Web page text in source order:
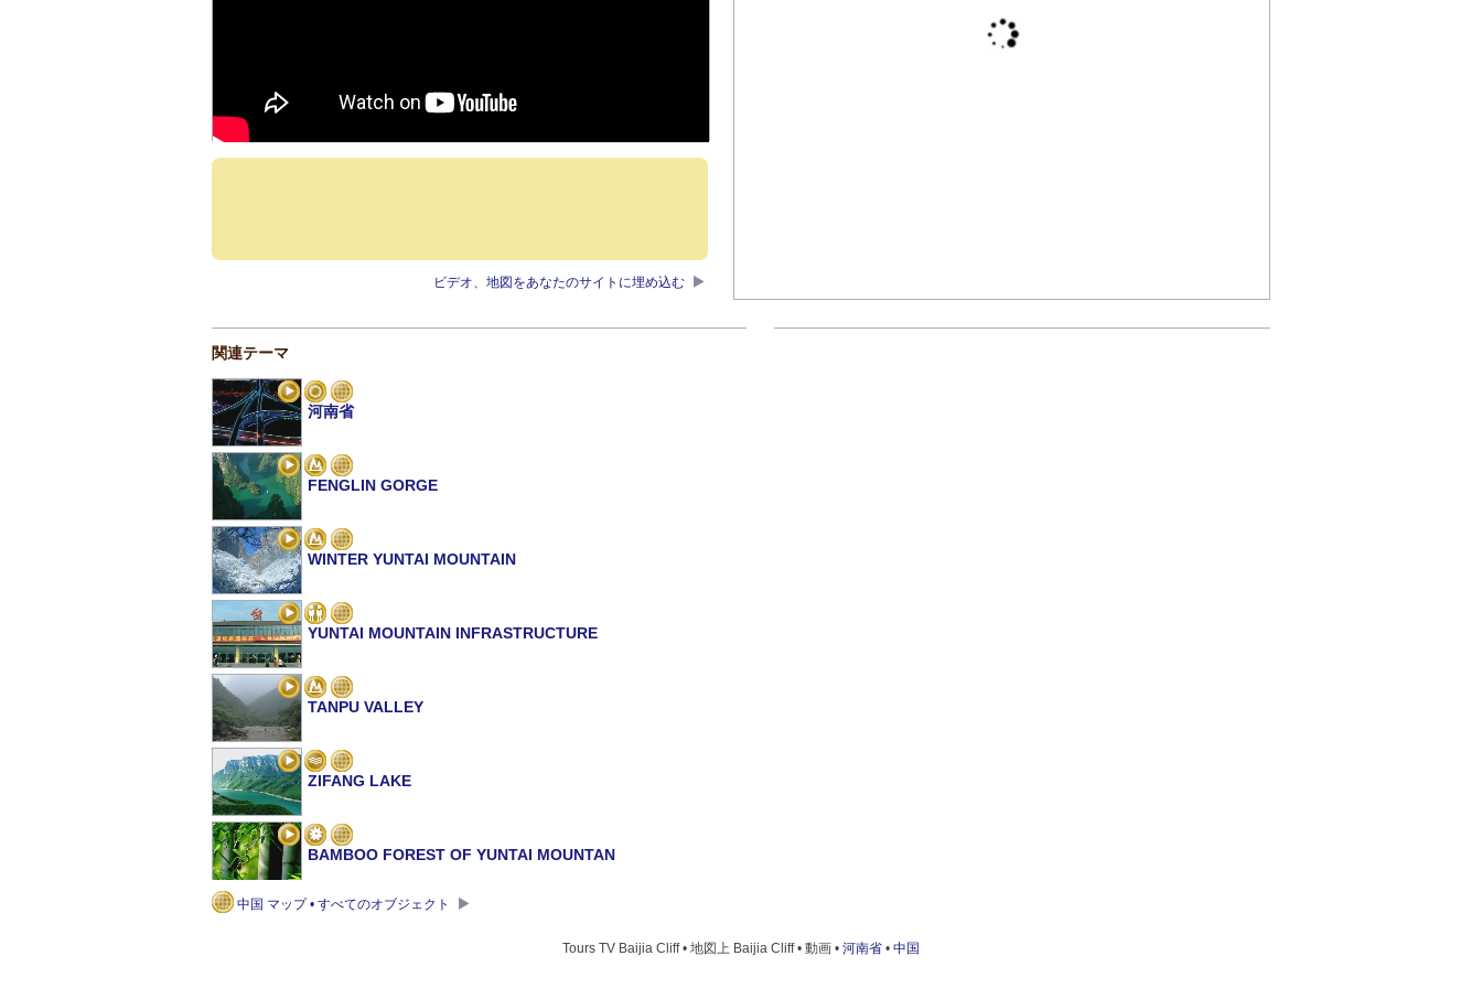
ビデオ、地図をあなたのサイトに埋め込む
関連テーマ
河南省
FENGLIN GORGE
WINTER YUNTAI MOUNTAIN
YUNTAI MOUNTAIN INFRASTRUCTURE
TANPU VALLEY
ZIFANG LAKE
BAMBOO FOREST OF YUNTAI MOUNTAN
中国 マップ • すべてのオブジェクト
Tours TV Baijia Cliff • 地図上 Baijia Cliff • 動画 • 河南省 • 中国